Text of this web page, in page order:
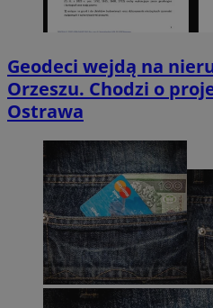
Geodeci wejdą na
Orzeszu. Chodzi o
Ostrawa